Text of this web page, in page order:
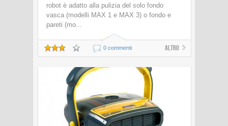
robot è adatto alla pulizia del solo fondo
vasca (modelli MAX 1 e MAX 3) o fondo e
pareti (mo...
0 commenti Altro